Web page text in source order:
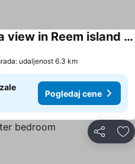
Panoramic Room with a view in Reem island Abu Dhabi
udaljenost 6.3 km
Pogledaj cene
Deli